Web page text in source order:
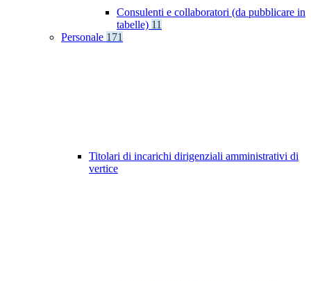
Consulenti e collaboratori (da pubblicare in
tabelle) 11
Personale 171
Titolari di incarichi dirigenziali amministrativi di
vertice